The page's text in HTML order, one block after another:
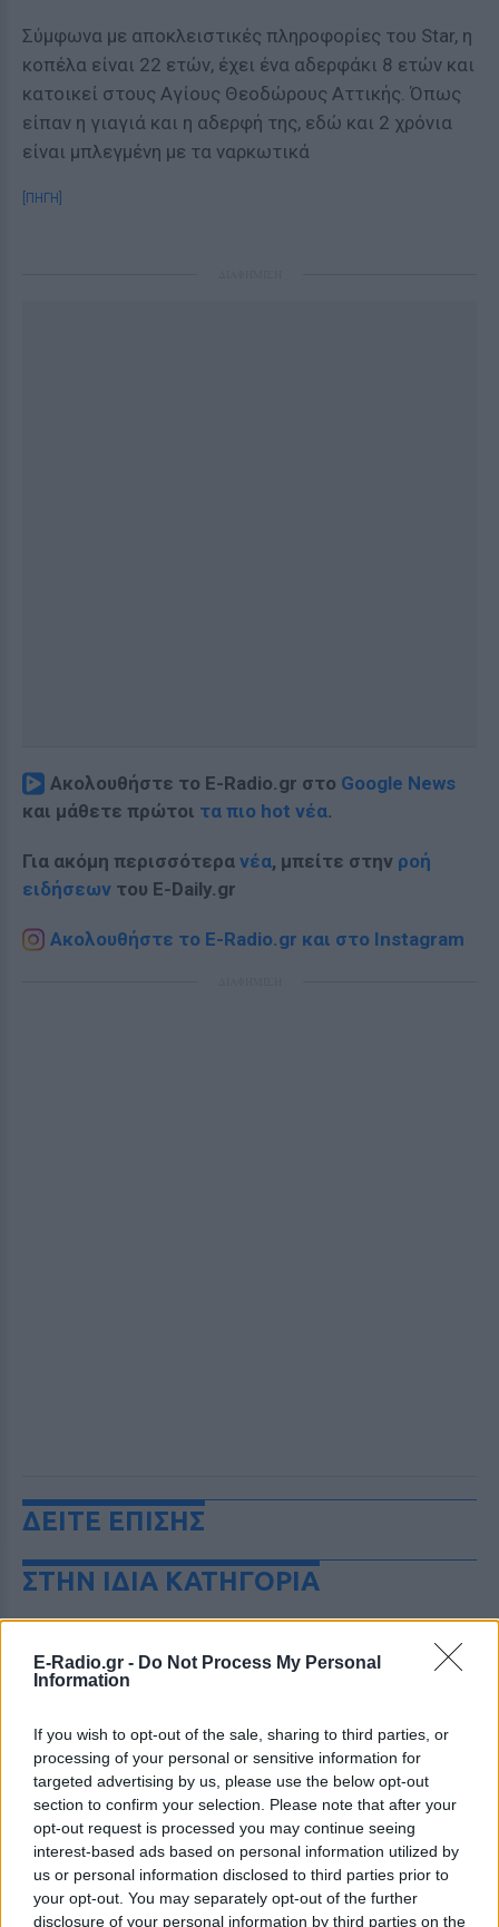
E-Radio.gr - Do Not Process My Personal
Information
If you wish to opt-out of the sale, sharing to third parties, or
processing of your personal or sensitive information for
targeted advertising by us, please use the below opt-out
section to confirm your selection. Please note that after your
opt-out request is processed you may continue seeing
interest-based ads based on personal information utilized by
us or personal information disclosed to third parties prior to
your opt-out. You may separately opt-out of the further
disclosure of your personal information by third parties on the
Σύμφωνα με αποκλειστικές πληροφορίες του Star, η
κοπέλα είναι 22 ετών, έχει ένα αδερφάκι 8 ετών και
κατοικεί στους Αγίους Θεοδώρους Αττικής. Όπως
είπαν η γιαγιά και η αδερφή της, εδώ και 2 χρόνια
είναι μπλεγμένη με τα ναρκωτικά
[ΠΗΓΗ]
Ακολουθήστε το E-Radio.gr στο Google News
και μάθετε πρώτοι τα πιο hot νέα.
Για ακόμη περισσότερα νέα, μπείτε στην ροή
ειδήσεων του E-Daily.gr
Ακολουθήστε το E-Radio.gr και στο Instagram
ΔΕΙΤΕ ΕΠΙΣΗΣ
ΣΤΗΝ ΙΔΙΑ ΚΑΤΗΓΟΡΙΑ
Σοκ στην Αλεξανδρούπολη:
Ανδρας βγήκε στην πλατεία του
χωριού Αβαντας και έδειχνε τα
Ο συγκεκριμένος άνδρας είχε συλληφθεί
μόλις πριν από λίγες ημέρες για ακριβώς
το ίδιο αδίκημα ωστόσο στη
συνέχεια είχε αφεθεί ελεύθερος
Φωτιά στην Κρήνη Φαρσάλων:
Εναέρια μέσα και SMS από το
112